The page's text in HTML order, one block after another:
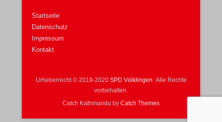
Startseite
Datenschutz
Impressum
Kontakt
Urheberrecht © 2019-2020 SPD Völklingen Alle Rechte
vorbehalten.
Catch Kathmandu by Catch Themes